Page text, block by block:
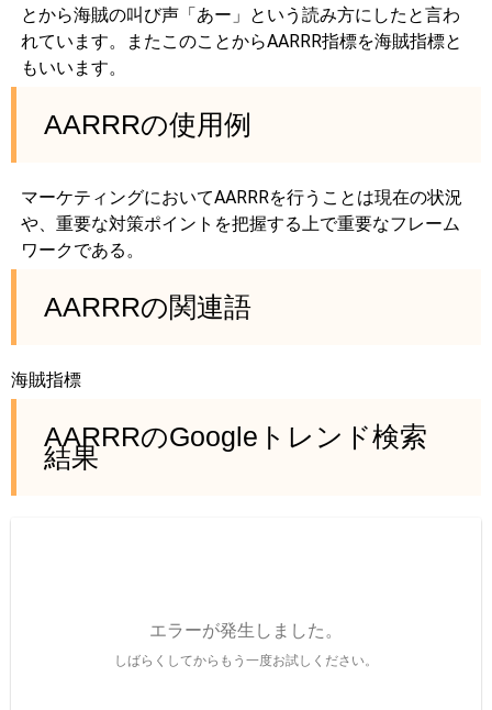
とから海賊の叫び声「あー」という読み方にしたと言わ
れています。またこのことからAARRR指標を海賊指標と
もいいます。
AARRRの使用例
マーケティングにおいてAARRRを行うことは現在の状況
や、重要な対策ポイントを把握する上で重要なフレーム
ワークである。
AARRRの関連語
海賊指標
AARRRのGoogleトレンド検索
結果